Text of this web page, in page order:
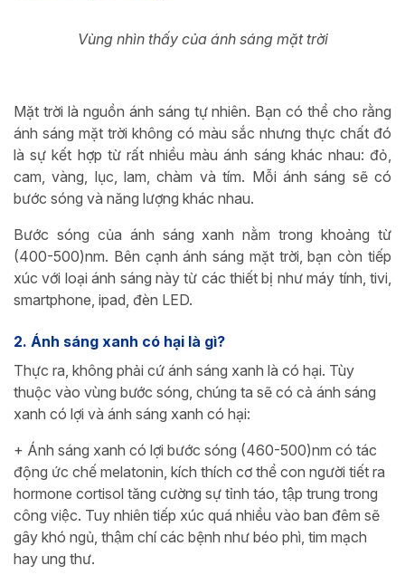
Vùng nhìn thấy của ánh sáng mặt trời
Mặt trời là nguồn ánh sáng tự nhiên. Bạn có thể cho rằng
ánh sáng mặt trời không có màu sắc nhưng thực chất đó
là sự kết hợp từ rất nhiều màu ánh sáng khác nhau: đỏ,
cam, vàng, lục, lam, chàm và tím. Mỗi ánh sáng sẽ có
bước sóng và năng lượng khác nhau.
Bước sóng của ánh sáng xanh nằm trong khoảng từ
(400-500)nm. Bên cạnh ánh sáng mặt trời, bạn còn tiếp
xúc với loại ánh sáng này từ các thiết bị như máy tính, tivi,
smartphone, ipad, đèn LED.
2. Ánh sáng xanh có hại là gì?
Thực ra, không phải cứ ánh sáng xanh là có hại. Tùy
thuộc vào vùng bước sóng, chúng ta sẽ có cả ánh sáng
xanh có lợi và ánh sáng xanh có hại:
+ Ánh sáng xanh có lợi bước sóng (460-500)nm có tác
động ức chế melatonin, kích thích cơ thể con người tiết ra
hormone cortisol tăng cường sự tỉnh táo, tập trung trong
công việc. Tuy nhiên tiếp xúc quá nhiều vào ban đêm sẽ
gây khó ngủ, thậm chí các bệnh như béo phì, tim mạch
hay ung thư.